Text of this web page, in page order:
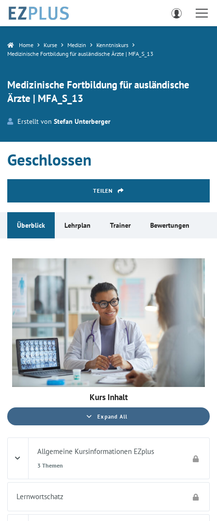
Home Kurse Medizin
Kenntniskurs
Medizinische Fortbildung für ausländische Ärzte | MFA_S_13
Medizinische Fortbildung für ausländische
Ärzte | MFA_S_13
Erstellt von Stefan Unterberger
Geschlossen
TEILEN
Überblick Lehrplan Trainer Bewertungen
Kurs Inhalt
Expand All
Allgemeine Kursinformationen EZplus
3 Themen
Lernwortschatz